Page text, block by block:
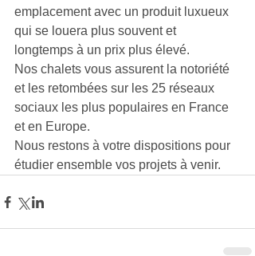
emplacement avec un produit luxueux
qui se louera plus souvent et
longtemps à un prix plus élevé.
Nos chalets vous assurent la notoriété
et les retombées sur les 25 réseaux
sociaux les plus populaires en France
et en Europe.
Nous restons à votre dispositions pour
étudier ensemble vos projets à venir.